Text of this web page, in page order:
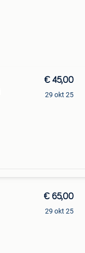
€ 45,00
29 okt 25
€ 65,00
29 okt 25